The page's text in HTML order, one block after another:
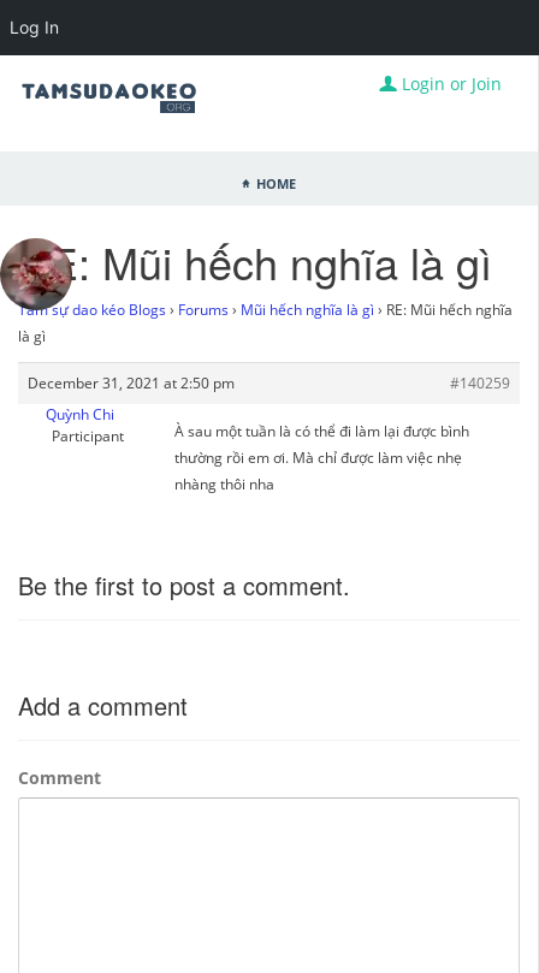
Login or Join
Home
RE: Mũi hếch nghĩa là gì
Tâm sự dao kéo Blogs › Forums › Mũi hếch nghĩa là gì › RE: Mũi hếch nghĩa
là gì
December 31, 2021 at 2:50 pm
#140259
Quỳnh Chi
Participant
À sau một tuần là có thể đi làm lại được bình
thường rồi em ơi. Mà chỉ được làm việc nhẹ
nhàng thôi nha
Be the first to post a comment.
Add a comment
Comment
Log In